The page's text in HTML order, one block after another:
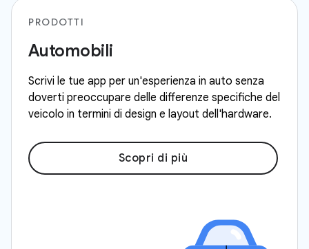
PRODOTTI
Automobili
Scrivi le tue app per un'esperienza in auto senza
doverti preoccupare delle differenze specifiche del
veicolo in termini di design e layout dell'hardware.
Scopri di più